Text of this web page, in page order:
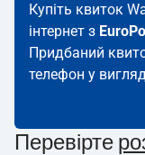
Купіть квиток
інтернет з
Придбаний
телефон у
Перевірте